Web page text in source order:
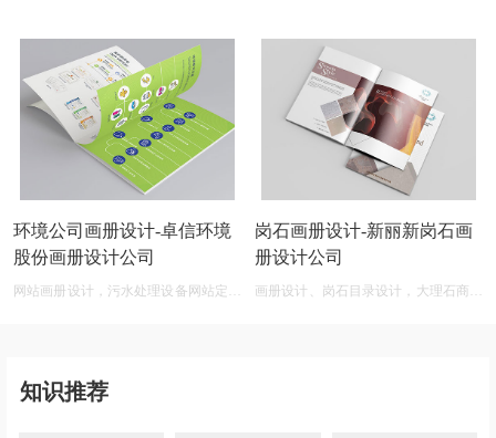
环境公司画册设计-卓信环境
股份画册设计公司
网站画册设计，污水处理设备网站定制
岗石画册设计-新丽新岗石画
册设计公司
画册设计、岗石目录设计，大理石商标
知识推荐